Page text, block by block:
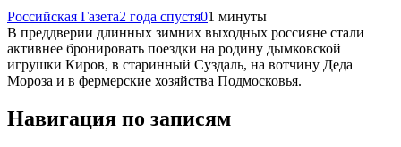
Российская Газета2 года спустя01 минуты
В преддверии длинных зимних выходных россияне стали
активнее бронировать поездки на родину дымковской
игрушки Киров, в старинный Суздаль, на вотчину Деда
Мороза и в фермерские хозяйства Подмосковья.
Навигация по записям